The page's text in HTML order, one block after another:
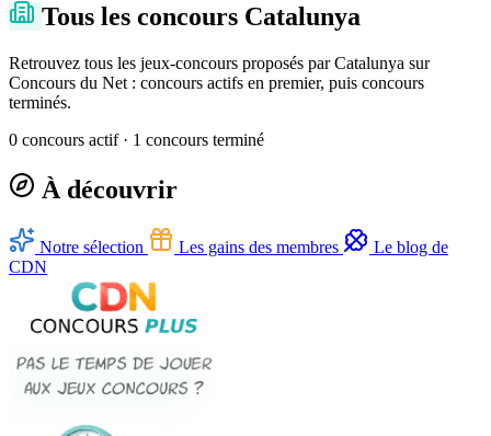
Tous les concours Catalunya
Retrouvez tous les jeux-concours proposés par Catalunya sur
Concours du Net : concours actifs en premier, puis concours
terminés.
0 concours actif · 1 concours terminé
À découvrir
Notre sélection Les gains des membres
Le blog de
CDN